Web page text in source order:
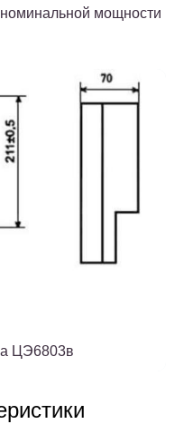
номинальной мощности
ЦЭ6803в